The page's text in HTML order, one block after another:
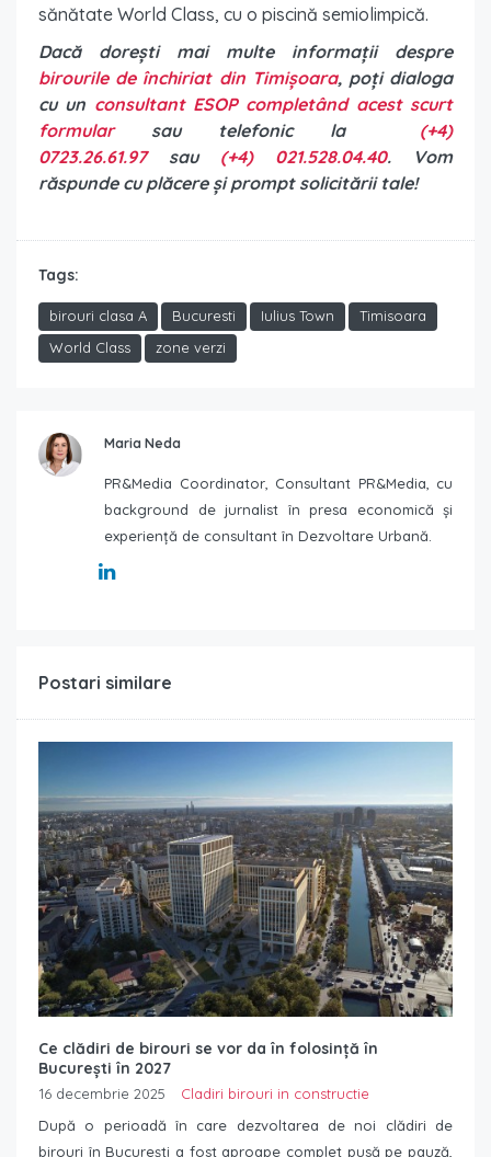
sănătate World Class, cu o piscină semiolimpică.
Dacă dorești mai multe informații despre
birourile de închiriat din Timișoara, poți dialoga
cu un consultant ESOP completând acest scurt
formularsau telefonic la (+4)
0723.26.61.97sau (+4) 021.528.04.40. Vom
răspunde cu plăcere și prompt solicitării tale!
Tags:
birouri clasa A Bucuresti Iulius Town
Timisoara
World Class
zone verzi
Maria Neda
PR&Media Coordinator, Consultant PR&Media, cu
background de jurnalist în presa economică și
experiență de consultant în Dezvoltare Urbană.
Postari similare
Ce clădiri de birouri se vor da în folosință în
București în 2027
16 decembrie 2025
Cladiri birouri in constructie
După o perioadă în care dezvoltarea de noi clădiri de
birouri în București a fost aproape complet pusă pe pauză,